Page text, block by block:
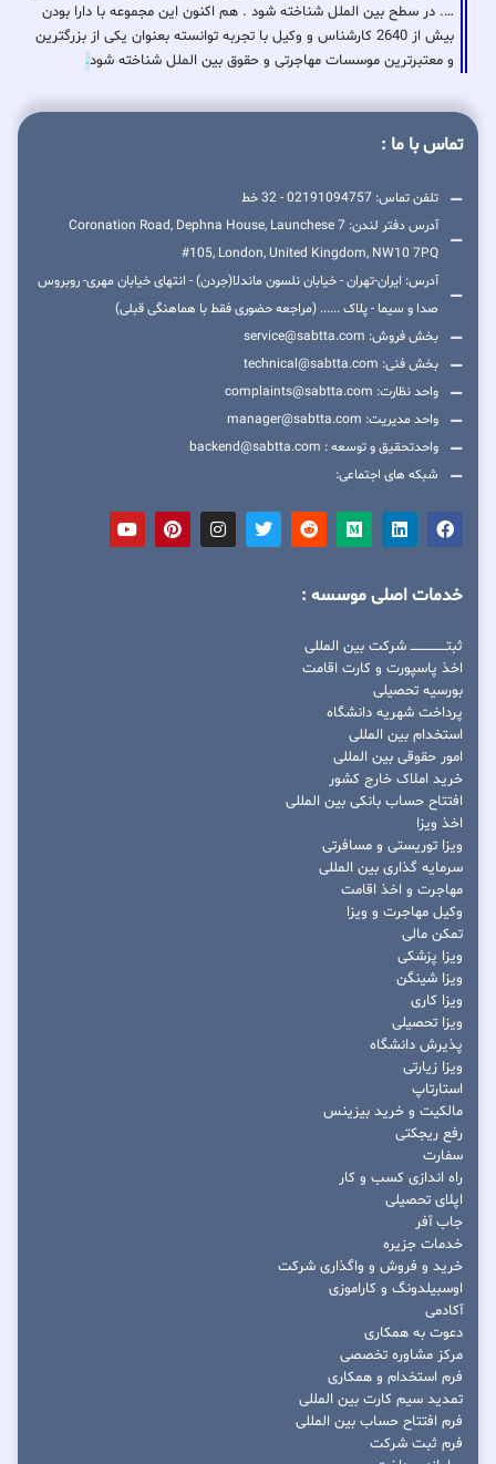
…. در سطح بین الملل شناخته شود . هم اکنون این مجموعه با دارا بودن
بیش از 2640 کارشناس و وکیل با تجربه توانسته بعنوان یکی از بزرگترین
و معتبرترین موسسات مهاجرتی و حقوق بین الملل شناخته شود.
تماس با ما :
تلفن تماس: 02191094757 - 32 خط
آدرس دفتر لندن: 7 Coronation Road, Dephna House, Launchese
#105, London, United Kingdom, NW10 7PQ
آدرس: ایران-تهران - خیابان نلسون ماندلا(جردن) - انتهای خیابان مهری- روبروس
صدا و سیما - پلاک ...... (مراجعه حضوری فقط با هماهنگی قبلی)
بخش فروش: service@sabtta.com
بخش فنی: technical@sabtta.com
واحد نظارت: complaints@sabtta.com
واحد مدیریت: manager@sabtta.com
واحدتحقیق و توسعه : backend@sabtta.com
شبکه های اجتماعی:
خدمات اصلی موسسه :
ثبتــــــــــــــــ شرکت بین المللی
اخذ پاسپورت و کارت اقامت
بورسیه تحصیلی
پرداخت شهریه دانشگاه
استخدام بین المللی
امور حقوقی بین المللی
خرید املاک خارج کشور
افتتاح حساب بانکی بین المللی
اخذ ویزا
ویزا توریستی و مسافرتی
سرمایه گذاری بین المللی
مهاجرت و اخذ اقامت
وکیل مهاجرت و ویزا
تمکن مالی
ویزا پزشکی
ویزا شینگن
ویزا کاری
ویزا تحصیلی
پذیرش دانشگاه
ویزا زیارتی
استارتاپ
مالکیت و خرید بیزینس
رفع ریجکتی
سفارت
راه اندازی کسب و کار
اپلای تحصیلی
جاب آفر
خدمات جزیره
خرید و فروش و واگذاری شرکت
اوسبیلدونگ و کاراموزی
آکادمی
دعوت به همکاری
مرکز مشاوره تخصصی
فرم استخدام و همکاری
تمدید سیم کارت بین المللی
فرم افتتاح حساب بین المللی
فرم ثبت شرکت